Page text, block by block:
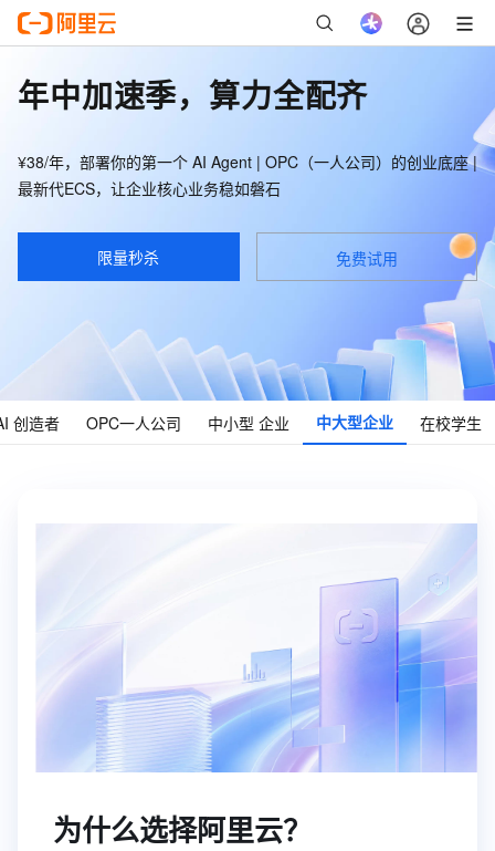
年中加速季，算力全配齐
¥38/年，部署你的第一个 AI Agent | OPC（一人公司）的创业底座 |
最新代ECS，让企业核心业务稳如磐石
限量秒杀 免费试用
创造者 OPC一人公司 中小型 企业 中大型企业 在校学生
为什么选择阿里云？